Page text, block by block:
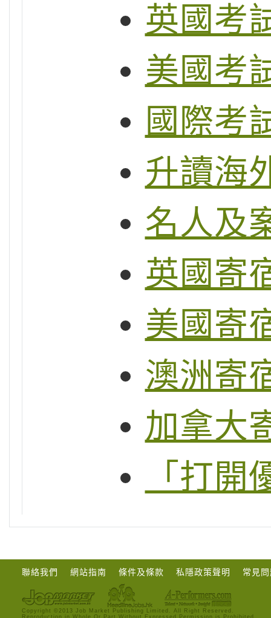
英國考
美國考
國際考
升讀海
名人及
英國寄
美國寄
澳洲寄
加拿大
「打
聯絡我們 網站指南 條件及條款 私隱政策聲明 常見
Copyright ©2013 Job Market Publishing Limited. All Right Reserved.
Reproduction in Whole Or Part Without Expressed Permission is Prohibited.